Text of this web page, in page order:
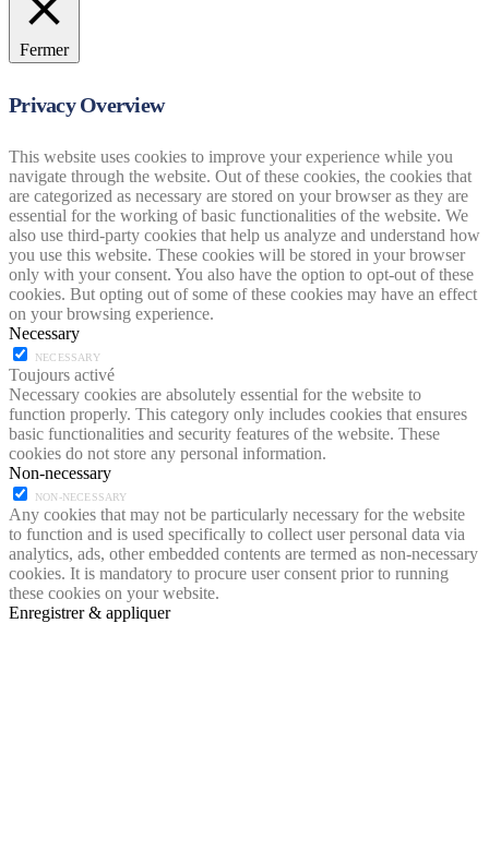
Fermer
Privacy Overview
This website uses cookies to improve your experience while you
navigate through the website. Out of these cookies, the cookies that
are categorized as necessary are stored on your browser as they are
essential for the working of basic functionalities of the website. We
also use third-party cookies that help us analyze and understand how
you use this website. These cookies will be stored in your browser
only with your consent. You also have the option to opt-out of these
cookies. But opting out of some of these cookies may have an effect
on your browsing experience.
Necessary
NECESSARY
Toujours activé
Necessary cookies are absolutely essential for the website to
function properly. This category only includes cookies that ensures
basic functionalities and security features of the website. These
cookies do not store any personal information.
Non-necessary
NON-NECESSARY
Any cookies that may not be particularly necessary for the website
to function and is used specifically to collect user personal data via
analytics, ads, other embedded contents are termed as non-necessary
cookies. It is mandatory to procure user consent prior to running
these cookies on your website.
Enregistrer & appliquer